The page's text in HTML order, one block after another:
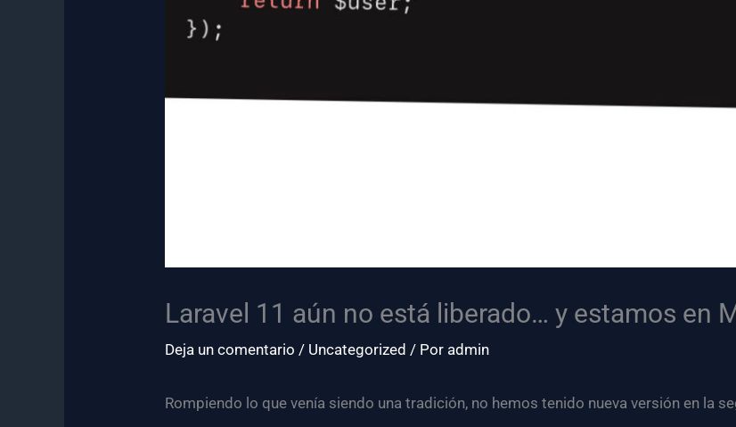
Laravel 11 aún no está liberado… y estamos en
Deja un comentario / Uncategorized / Por admin
Rompiendo lo que venía siendo una tradición, no hemos tenido nueva versión en la